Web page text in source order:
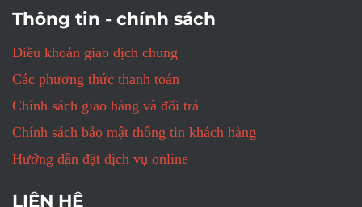
Thông tin - chính sách
Điều khoản giao dịch chung
Các phương thức thanh toán
Chính sách giao hàng và đổi trả
Chính sách bảo mật thông tin khách hàng
Hướng dẫn đặt dịch vụ online
LIÊN HỆ